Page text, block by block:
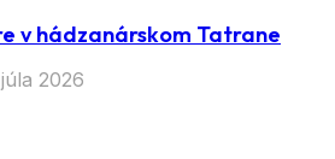
v hádzanárskom Tatrane
2026